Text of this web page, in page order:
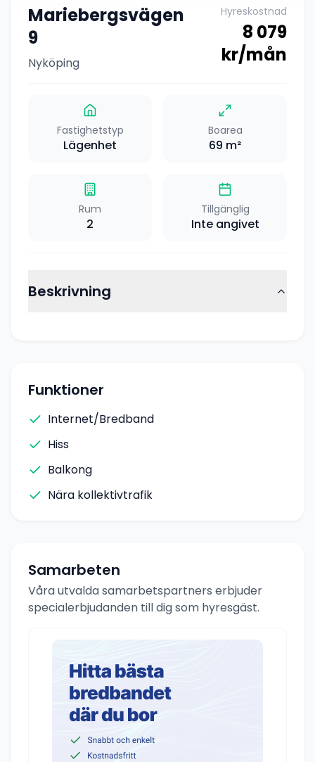
Mariebergsvägen
9
Nyköping
Hyreskostnad
8 079
kr/mån
Fastighetstyp
Lägenhet
Boarea
69 m²
Rum
2
Tillgänglig
Inte angivet
Beskrivning
Funktioner
Internet/Bredband
Hiss
Balkong
Nära kollektivtrafik
Samarbeten
Våra utvalda samarbetspartners erbjuder
specialerbjudanden till dig som hyresgäst.